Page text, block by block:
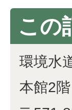
この
環境水
本館2階